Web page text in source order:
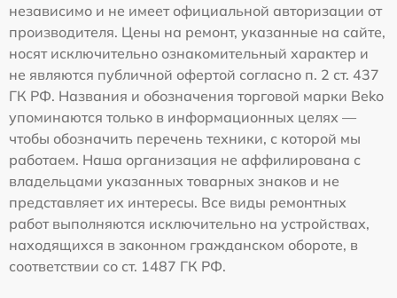
независимо и не имеет официальной авторизации от
производителя. Цены на ремонт, указанные на сайте,
носят исключительно ознакомительный характер и
не являются публичной офертой согласно п. 2 ст. 437
ГК РФ. Названия и обозначения торговой марки Beko
упоминаются только в информационных целях —
чтобы обозначить перечень техники, с которой мы
работаем. Наша организация не аффилирована с
владельцами указанных товарных знаков и не
представляет их интересы. Все виды ремонтных
работ выполняются исключительно на устройствах,
находящихся в законном гражданском обороте, в
соответствии со ст. 1487 ГК РФ.